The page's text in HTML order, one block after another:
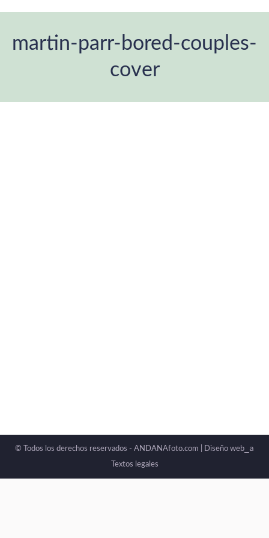
martin-parr-bored-couples-
cover
© Todos los derechos reservados - ANDANAfoto.com | Diseño web _a
Textos legales